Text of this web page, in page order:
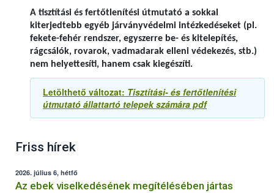
A tisztítási és fertőtlenítési útmutató a sokkal
kiterjedtebb egyéb járványvédelmi intézkedéseket (pl.
fekete-fehér rendszer, egyszerre be- és kitelepítés,
rágcsálók, rovarok, vadmadarak elleni védekezés, stb.)
nem helyettesíti, hanem csak kiegészíti.
Letölthető változat: Tisztítási- és fertőtlenítési
útmutató állattartó telepek számára pdf
Friss hírek
2026. július 6, hétfő
Az ebek viselkedésének megítélésében jártas